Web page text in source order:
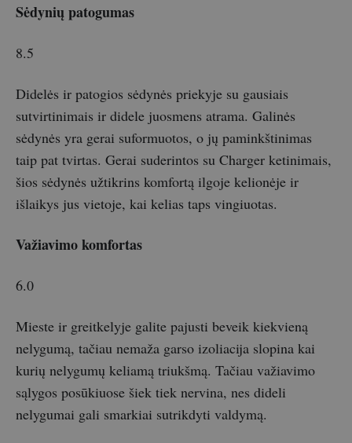
Sėdynių patogumas
8.5
Didelės ir patogios sėdynės priekyje su gausiais
sutvirtinimais ir didele juosmens atrama. Galinės
sėdynės yra gerai suformuotos, o jų paminkštinimas
taip pat tvirtas. Gerai suderintos su Charger ketinimais,
šios sėdynės užtikrins komfortą ilgoje kelionėje ir
išlaikys jus vietoje, kai kelias taps vingiuotas.
Važiavimo komfortas
6.0
Mieste ir greitkelyje galite pajusti beveik kiekvieną
nelygumą, tačiau nemaža garso izoliacija slopina kai
kurių nelygumų keliamą triukšmą. Tačiau važiavimo
sąlygos posūkiuose šiek tiek nervina, nes dideli
nelygumai gali smarkiai sutrikdyti valdymą.